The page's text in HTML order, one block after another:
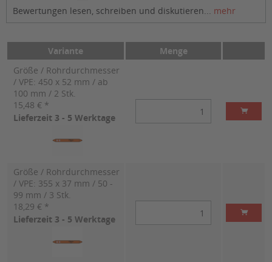
Bewertungen lesen, schreiben und diskutieren... mehr
Variante
Menge
Größe / Rohrdurchmesser
/ VPE: 450 x 52 mm / ab
100 mm / 2 Stk.
15,48 € *
Lieferzeit 3 - 5 Werktage
Größe / Rohrdurchmesser
/ VPE: 355 x 37 mm / 50 -
99 mm / 3 Stk.
18,29 € *
Lieferzeit 3 - 5 Werktage